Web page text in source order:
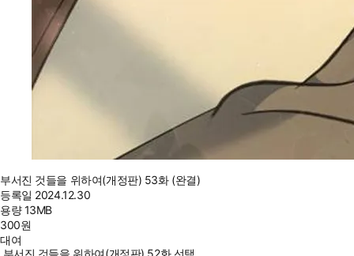
부서진 것들을 위하여(개정판) 53화 (완결)
등록일 2024.12.30
용량13MB
300원
대여
부서진 것들을 위하여(개정판) 52화 선택